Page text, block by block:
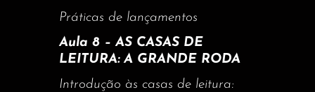
Práticas de lançamentos
Aula 8 – AS CASAS DE
LEITURA: A GRANDE RODA
Introdução às casas de leitura: